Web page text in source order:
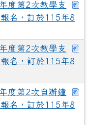
度第2次教學支
名，訂於115年8
度第2次教學支
名，訂於115年8
度第2次自辦鐘
名，訂於115年8